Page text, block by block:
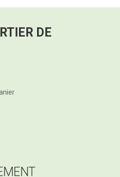
héros toujours à l’école
Nationales de
DE